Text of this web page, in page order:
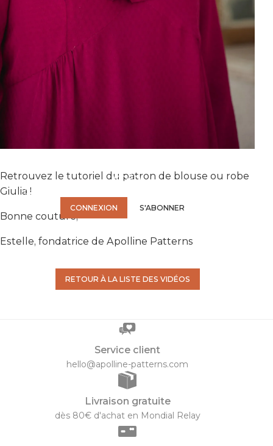
VIDÉO.
Connectez-vous ou abonnez-vous pour accéder à la vidéo.
CONNEXION
S'ABONNER
Retrouvez le tutoriel du patron de blouse ou robe
Giulia !
Bonne couture,
Estelle, fondatrice de Apolline Patterns
RETOUR À LA LISTE DES VIDÉOS
Service client
hello@apolline-patterns.com
Livraison gratuite
dès 80€ d'achat en Mondial Relay